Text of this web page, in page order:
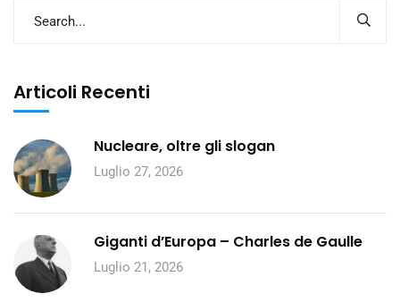
Articoli Recenti
Nucleare, oltre gli slogan
Luglio 27, 2026
Giganti d’Europa – Charles de Gaulle
Luglio 21, 2026